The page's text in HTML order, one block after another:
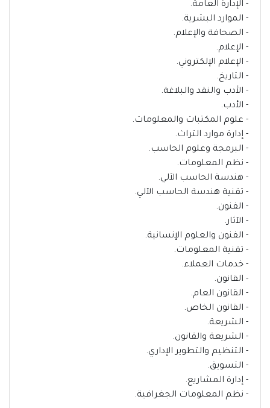
- الإدارة العامة.
- الموارد البشرية.
- الصحافة والإعلام.
- الإعلام.
- الإعلام الإلكتروني.
- التاريخ.
- الأدب والنقد والبلاغة.
- الأدب.
- علوم المكتبات والمعلومات.
- إدارة موارد التراث.
- البرمجة وعلوم الحاسب.
- نظم المعلومات.
- هندسة الحاسب الآلي.
- تقنية هندسة الحاسب الآلي.
- الفنون.
- الآثار.
- الفنون والعلوم الإنسانية.
- تقنية المعلومات.
- خدمات العملاء.
- القانون.
- القانون العام.
- القانون الخاص.
- الشريعة.
- الشريعة والقانون.
- التنظيم والتطوير الإداري.
- التسويق.
- إدارة المشاريع.
- نظم المعلومات الجغرافية.